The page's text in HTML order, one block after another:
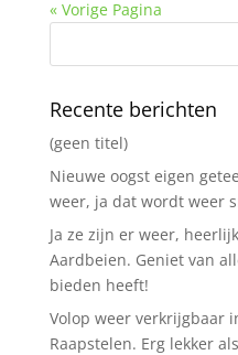
« Vorige Pagina
Recente berichten
(geen titel)
Nieuwe oogst eigen
weer, ja dat wordt weer
Ja ze zijn er weer,
Aardbeien. Geniet van
bieden heeft!
Volop weer verkrijgbaar
Raapstelen. Erg lekker